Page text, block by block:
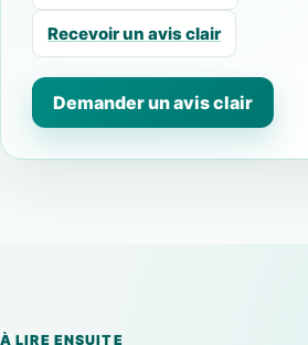
Recevoir un avis clair
Demander un avis clair
À LIRE ENSUITE